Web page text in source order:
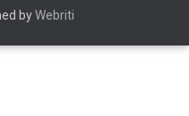
byWebriti